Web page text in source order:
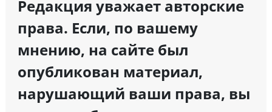
Редакция уважает авторские
права. Если, по вашему
мнению, на сайте был
опубликован материал,
нарушающий ваши права, вы